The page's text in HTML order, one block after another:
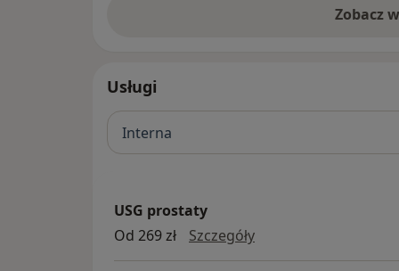
Zobacz
Usługi
Interna
USG prostaty
Od 269 zł
SzczegółyUSG prostaty